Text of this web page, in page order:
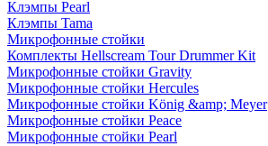
Клэмпы Pearl
Клэмпы Tama
Микрофонные стойки
Комплекты Hellscream Tour Drummer Kit
Микрофонные стойки Gravity
Микрофонные стойки Hercules
Микрофонные стойки König &amp; Meyer
Микрофонные стойки Peace
Микрофонные стойки Pearl